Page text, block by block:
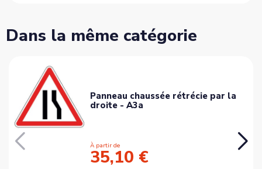
Dans la même catégorie
Panneau chaussée rétrécie par la
droite - A3a
À partir de
35,10 €